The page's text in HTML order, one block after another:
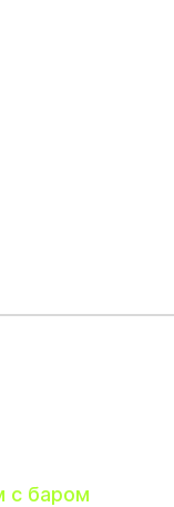
с баром